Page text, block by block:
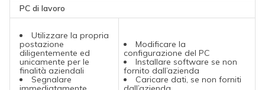
PC di lavoro
Utilizzare la propria
postazione
diligentemente ed
unicamente per le
finalità aziendali
Segnalare
Modificare la
configurazione del PC
Installare software se non
fornito dall’azienda
Caricare dati, se non forniti